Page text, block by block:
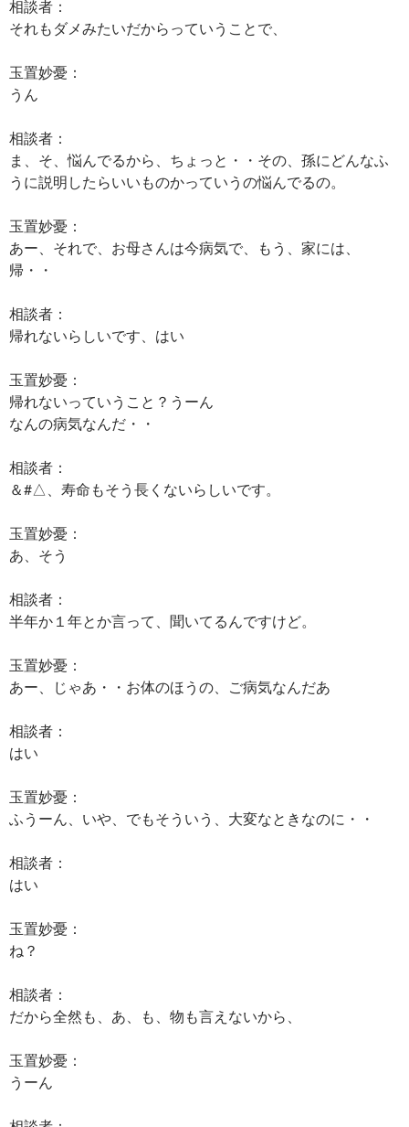
相談者：
それもダメみたいだからっていうことで、
玉置妙憂：
うん
相談者：
ま、そ、悩んでるから、ちょっと・・その、孫にどんなふ
うに説明したらいいものかっていうの悩んでるの。
玉置妙憂：
あー、それで、お母さんは今病気で、もう、家には、
帰・・
相談者：
帰れないらしいです、はい
玉置妙憂：
帰れないっていうこと？うーん
なんの病気なんだ・・
相談者：
＆#△、寿命もそう長くないらしいです。
玉置妙憂：
あ、そう
相談者：
半年か１年とか言って、聞いてるんですけど。
玉置妙憂：
あー、じゃあ・・お体のほうの、ご病気なんだあ
相談者：
はい
玉置妙憂：
ふうーん、いや、でもそういう、大変なときなのに・・
相談者：
はい
玉置妙憂：
ね？
相談者：
だから全然も、あ、も、物も言えないから、
玉置妙憂：
うーん